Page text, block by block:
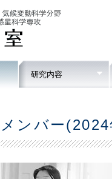
研究内容
メンバー